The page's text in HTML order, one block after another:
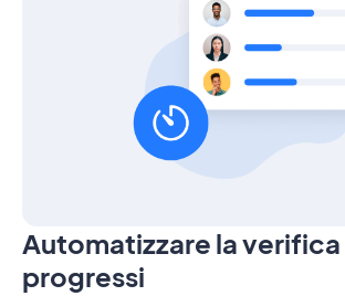
Automatizzare la verifica
progressi